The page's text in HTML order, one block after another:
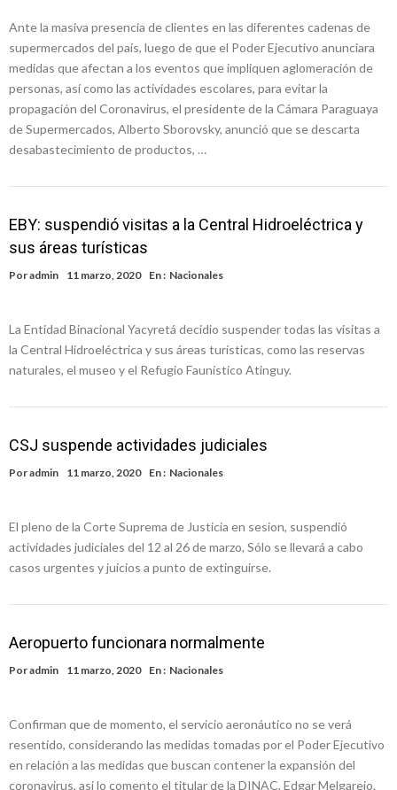
Ante la masiva presencia de clientes en las diferentes cadenas de
supermercados del país, luego de que el Poder Ejecutivo anunciara
medidas que afectan a los eventos que impliquen aglomeración de
personas, así como las actividades escolares, para evitar la
propagación del Coronavirus, el presidente de la Cámara Paraguaya
de Supermercados, Alberto Sborovsky, anunció que se descarta
desabastecimiento de productos, …
EBY: suspendió visitas a la Central Hidroeléctrica y
sus áreas turísticas
Poradmin 11 marzo, 2020 En : Nacionales
La Entidad Binacional Yacyretá decidio suspender todas las visitas a
la Central Hidroeléctrica y sus áreas turísticas, como las reservas
naturales, el museo y el Refugio Faunístico Atinguy.
CSJ suspende actividades judiciales
Poradmin 11 marzo, 2020 En : Nacionales
El pleno de la Corte Suprema de Justicia en sesion, suspendió
actividades judiciales del 12 al 26 de marzo, Sólo se llevará a cabo
casos urgentes y juicios a punto de extinguirse.
Aeropuerto funcionara normalmente
Poradmin 11 marzo, 2020 En : Nacionales
Confirman que de momento, el servicio aeronáutico no se verá
resentido, considerando las medidas tomadas por el Poder Ejecutivo
en relación a las medidas que buscan contener la expansión del
coronavirus, asi lo comento el titular de la DINAC, Edgar Melgarejo.